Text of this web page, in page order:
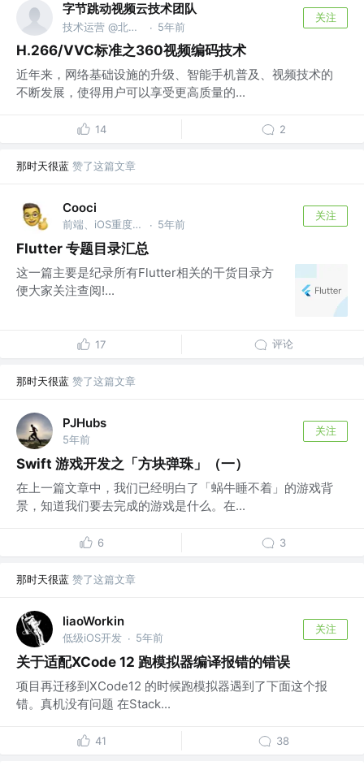
字节跳动视频云技术团队
技术运营 @北京字节跳动科技有限公司 · 5年前
关注
H.266/VVC标准之360视频编码技术
近年来，网络基础设施的升级、智能手机普及、视频技术的
不断发展，使得用户可以享受更高质量的...
14 2
那时天很蓝 赞了这篇文章
Cooci
前端、iOS重度爱好者、专治跳槽加薪 @LG · 5年前
关注
Flutter 专题目录汇总
这一篇主要是纪录所有Flutter相关的干货目录方
便大家关注查阅!...
17 评论
那时天很蓝 赞了这篇文章
PJHubs
5年前
关注
Swift 游戏开发之「方块弹珠」（一）
在上一篇文章中，我们已经明白了「蜗牛睡不着」的游戏背
景，知道我们要去完成的游戏是什么。在...
6 3
那时天很蓝 赞了这篇文章
liaoWorkin
低级iOS开发 · 5年前
关注
关于适配XCode 12 跑模拟器编译报错的错误
项目再迁移到XCode12 的时候跑模拟器遇到了下面这个报
错。真机没有问题 在Stack...
41 38